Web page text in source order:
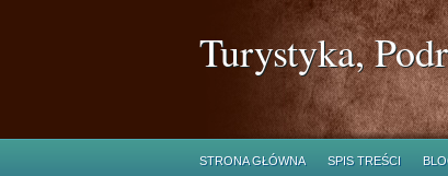
Turystyka,
STRONA GŁÓWNA SPIS TREŚCI